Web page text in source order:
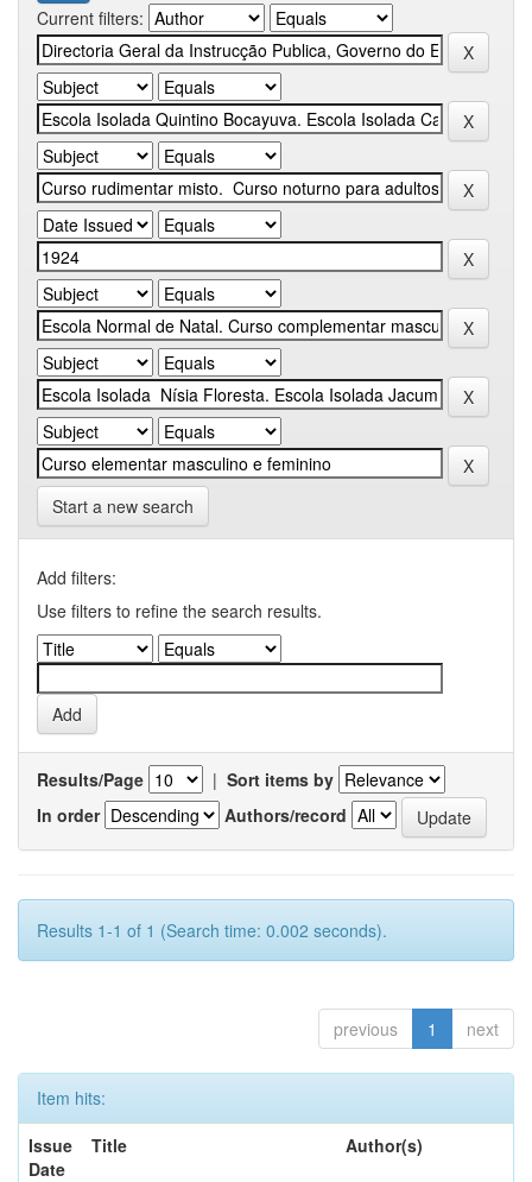
Current filters:
Start a new search
Add filters:
Use filters to refine the search results.
Results/Page | Sort items by
In order
Authors/record
Results 1-1 of 1 (Search time: 0.002 seconds).
previous 1 next
Item hits:
Issue
Date
Title Author(s)